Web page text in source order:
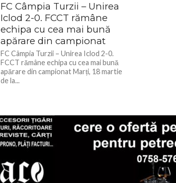
FC Câmpia Turzii – Unirea
Iclod 2-0. FCCT rămâne
echipa cu cea mai bună
apărare din campionat
FC Câmpia Turzii – Unirea Iclod 2-0.
FCCT rămâne echipa cu cea mai bună
apărare din campionat Marți, 18 martie
de la...